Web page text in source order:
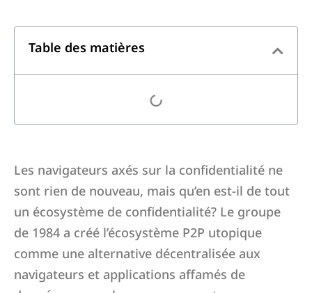
Table des matières
Les navigateurs axés sur la confidentialité ne
sont rien de nouveau, mais qu’en est-il de tout
un écosystème de confidentialité? Le groupe
de 1984 a créé l’écosystème P2P utopique
comme une alternative décentralisée aux
navigateurs et applications affamés de